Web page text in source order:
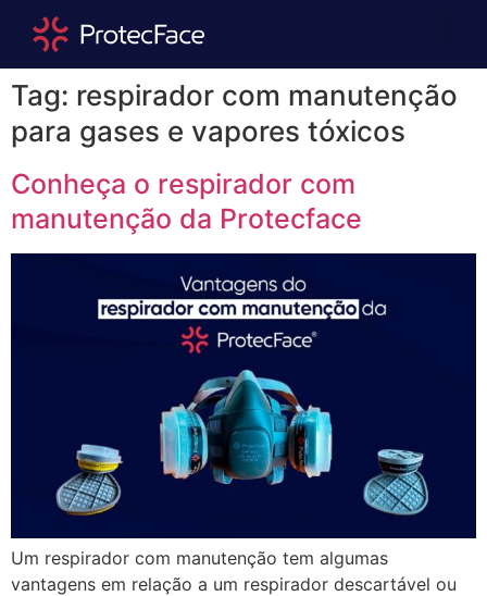
Tag: respirador com manutenção
para gases e vapores tóxicos
Conheça o respirador com
manutenção da Protecface
Um respirador com manutenção tem algumas
vantagens em relação a um respirador descartável ou